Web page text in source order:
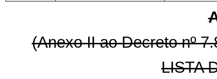
(Anexo II ao Decreto nº
LISTA